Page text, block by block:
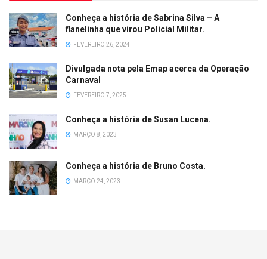
Conheça a história de Sabrina Silva – A
flanelinha que virou Policial Militar.
FEVEREIRO 26, 2024
Divulgada nota pela Emap acerca da Operação
Carnaval
FEVEREIRO 7, 2025
Conheça a história de Susan Lucena.
MARÇO 8, 2023
Conheça a história de Bruno Costa.
MARÇO 24, 2023